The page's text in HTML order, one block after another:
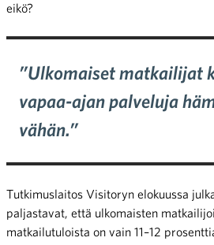
eikö?
”Ulkomaiset matkailijat
vapaa-ajan palveluja
vähän.”
Tutkimuslaitos Visitoryn elokuussa
paljastavat, että ulkomaisten
matkailutuloista on vain 11–12